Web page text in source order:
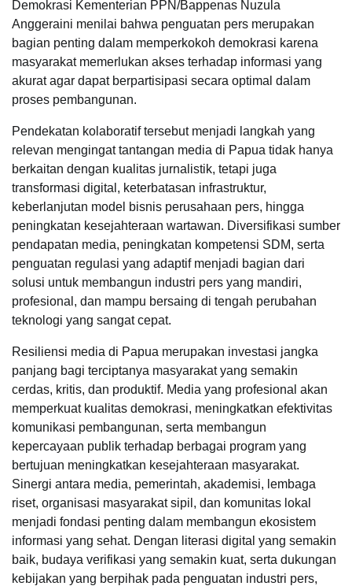
Demokrasi Kementerian PPN/Bappenas Nuzula
Anggeraini menilai bahwa penguatan pers merupakan
bagian penting dalam memperkokoh demokrasi karena
masyarakat memerlukan akses terhadap informasi yang
akurat agar dapat berpartisipasi secara optimal dalam
proses pembangunan.
Pendekatan kolaboratif tersebut menjadi langkah yang
relevan mengingat tantangan media di Papua tidak hanya
berkaitan dengan kualitas jurnalistik, tetapi juga
transformasi digital, keterbatasan infrastruktur,
keberlanjutan model bisnis perusahaan pers, hingga
peningkatan kesejahteraan wartawan. Diversifikasi sumber
pendapatan media, peningkatan kompetensi SDM, serta
penguatan regulasi yang adaptif menjadi bagian dari
solusi untuk membangun industri pers yang mandiri,
profesional, dan mampu bersaing di tengah perubahan
teknologi yang sangat cepat.
Resiliensi media di Papua merupakan investasi jangka
panjang bagi terciptanya masyarakat yang semakin
cerdas, kritis, dan produktif. Media yang profesional akan
memperkuat kualitas demokrasi, meningkatkan efektivitas
komunikasi pembangunan, serta membangun
kepercayaan publik terhadap berbagai program yang
bertujuan meningkatkan kesejahteraan masyarakat.
Sinergi antara media, pemerintah, akademisi, lembaga
riset, organisasi masyarakat sipil, dan komunitas lokal
menjadi fondasi penting dalam membangun ekosistem
informasi yang sehat. Dengan literasi digital yang semakin
baik, budaya verifikasi yang semakin kuat, serta dukungan
kebijakan yang berpihak pada penguatan industri pers,